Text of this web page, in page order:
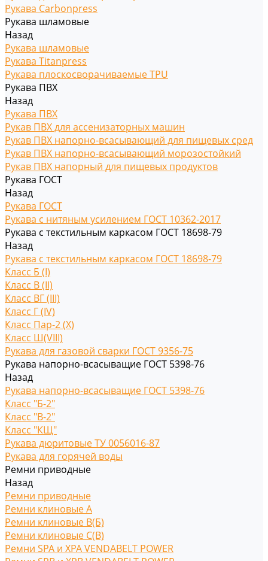
Рукава Carbonpress
Рукава шламовые
Назад
Рукава шламовые
Рукава Titanpress
Рукава плоскосворачиваемые TPU
Рукава ПВХ
Назад
Рукава ПВХ
Рукав ПВХ для ассенизаторных машин
Рукав ПВХ напорно-всасывающий для пищевых сред
Рукав ПВХ напорно-всасывающий морозостойкий
Рукав ПВХ напорный для пищевых продуктов
Рукава ГОСТ
Назад
Рукава ГОСТ
Рукава с нитяным усилением ГОСТ 10362-2017
Рукава с текстильным каркасом ГОСТ 18698-79
Назад
Рукава с текстильным каркасом ГОСТ 18698-79
Класс Б (I)
Класс В (II)
Класс ВГ (III)
Класс Г (IV)
Класс Пар-2 (X)
Класс Ш(VIII)
Рукава для газовой сварки ГОСТ 9356-75
Рукава напорно-всасыващие ГОСТ 5398-76
Назад
Рукава напорно-всасыващие ГОСТ 5398-76
Класс "Б-2"
Класс "В-2"
Класс "КЩ"
Рукава дюритовые ТУ 0056016-87
Рукава для горячей воды
Ремни приводные
Назад
Ремни приводные
Ремни клиновые A
Ремни клиновые В(Б)
Ремни клиновые С(B)
Ремни SPA и XPA VENDABELT POWER